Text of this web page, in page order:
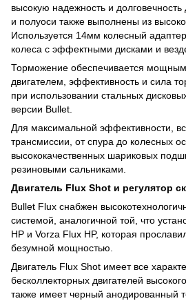
высокую надежность и
и полуоси также выполнены из
Используется 14мм колесный
колеса с эффектными дисками и
Торможение обеспечивается
двигателем, эффективность и сила
при использовании стальных
версии Bullet.
Для максимальной эффективности,
трансмиссии, от спура до колесных
высококачественных шариковых
резиновыми сальниками.
Двигатель Flux Shot и регулятор
Bullet Flux снабжен
системой, аналогичной той, что
HP и Vorza Flux HP, которая
безумной мощностью.
Двигатель Flux Shot имеет все
бесколлекторных двигателей
также имеет черный анодированный